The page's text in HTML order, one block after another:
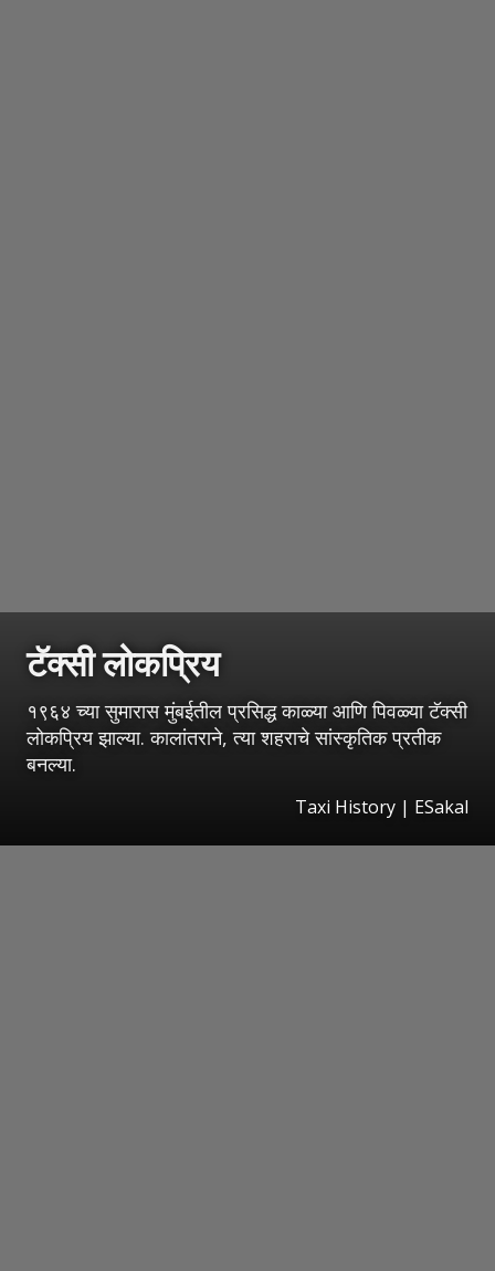
टॅक्सी लोकप्रिय
१९६४ च्या सुमारास मुंबईतील प्रसिद्ध काळ्या आणि पिवळ्या टॅक्सी
लोकप्रिय झाल्या. कालांतराने, त्या शहराचे सांस्कृतिक प्रतीक
बनल्या.
Taxi History | ESakal